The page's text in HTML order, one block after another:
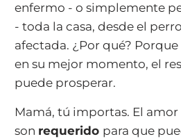
enfermo - o simplemente
- toda la casa, desde el
afectada. ¿Por qué?
en su mejor momento, el
puede prosperar.
Mamá, tú importas. El
son requerido para que